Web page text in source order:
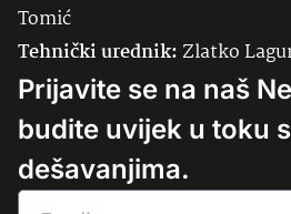
Tomić
Tehnički urednik:Zlatko
Prijavite se na naš
budite uvijek u toku
dešavanjima.